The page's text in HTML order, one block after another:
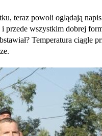
teraz powoli oglądają
i przede wszystkim dobrej
Temperatura ciągle